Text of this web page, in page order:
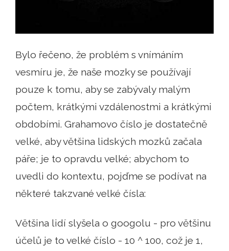
Bylo řečeno, že problém s vnímáním
vesmíru je, že naše mozky se používají
pouze k tomu, aby se zabývaly malým
počtem, krátkými vzdálenostmi a krátkými
obdobími. Grahamovo číslo je dostatečně
velké, aby většina lidských mozků začala
páře; je to opravdu velké; abychom to
uvedli do kontextu, pojďme se podívat na
některé takzvané velké čísla:
Většina lidí slyšela o googolu - pro většinu
účelů je to velké číslo - 10 ^ 100, což je 1,